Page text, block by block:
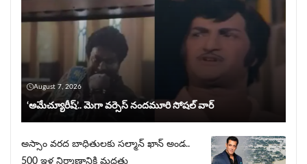
August 7, 2026
‘అమేచ్యూరీష్’.. మెగా వర్సెస్ నందమూరి సోషల్ వార్
అస్సాం వరద బాధితులకు సల్మాన్ ఖాన్ అండ..
500 ఇళ్ల నిర్మాణానికి మద్దతు